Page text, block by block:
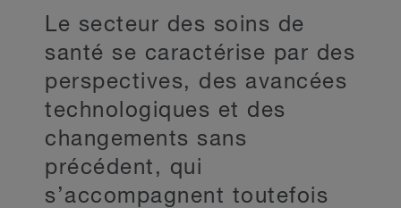
Expertise connexe
Principaux contacts
Restez au courant
Le secteur des soins de
santé se caractérise par des
perspectives, des avancées
technologiques et des
changements sans
précédent, qui
s’accompagnent toutefois